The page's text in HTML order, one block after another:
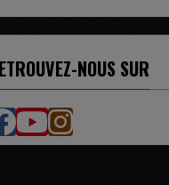
NOUS SUR